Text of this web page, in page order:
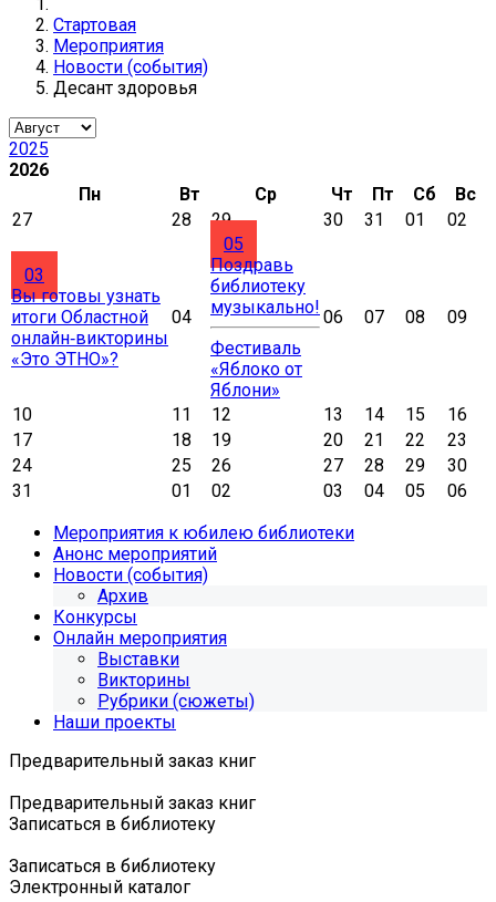
Стартовая
Мероприятия
Новости (события)
Десант здоровья
2025
2026
Пн
Вт Ср Чт Пт Сб
Вс
27
28 29 30 31 01 02
03
Вы готовы узнать
итоги Областной
онлайн‑викторины
«Это ЭТНО»?
04
05
Поздравь
библиотеку
музыкально!
Фестиваль
«Яблоко от
Яблони»
06 07 08 09
10 11 12 13 14 15
16
17
18 19 20 21 22
23
24
25 26 27 28 29
30
31
01 02 03 04 05
06
Мероприятия к юбилею библиотеки
Анонс мероприятий
Новости (события)
Архив
Конкурсы
Онлайн мероприятия
Выставки
Викторины
Рубрики (сюжеты)
Наши проекты
Предварительный заказ книг
Предварительный заказ книг
Записаться в библиотеку
Записаться в библиотеку
Электронный каталог